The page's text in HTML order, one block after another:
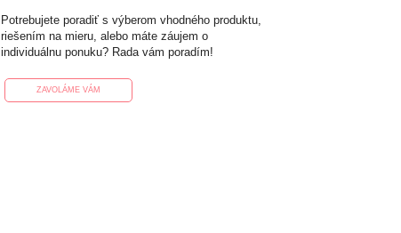
Potrebujete poradiť s výberom vhodného produktu,
riešením na mieru, alebo máte záujem o
individuálnu ponuku? Rada vám poradím!
ZAVOLÁME VÁM